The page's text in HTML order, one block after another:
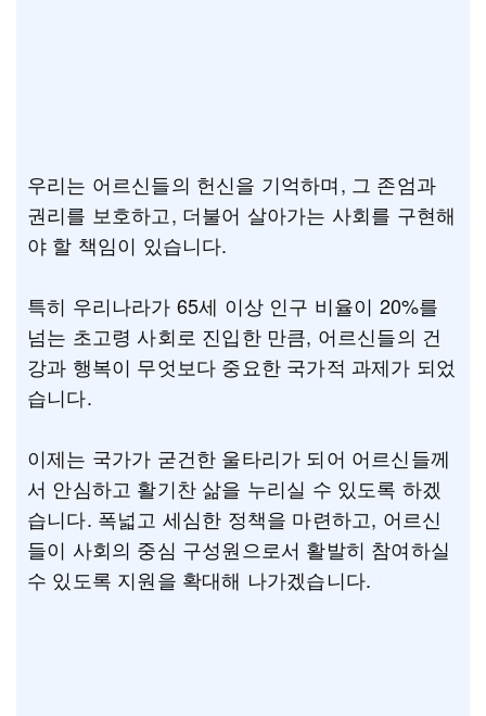
우리는 어르신들의 헌신을 기억하며, 그 존엄과
권리를 보호하고, 더불어 살아가는 사회를 구현해
야 할 책임이 있습니다.
특히 우리나라가 65세 이상 인구 비율이 20%를
넘는 초고령 사회로 진입한 만큼, 어르신들의 건
강과 행복이 무엇보다 중요한 국가적 과제가 되었
습니다.
이제는 국가가 굳건한 울타리가 되어 어르신들께
서 안심하고 활기찬 삶을 누리실 수 있도록 하겠
습니다. 폭넓고 세심한 정책을 마련하고, 어르신
들이 사회의 중심 구성원으로서 활발히 참여하실
수 있도록 지원을 확대해 나가겠습니다.